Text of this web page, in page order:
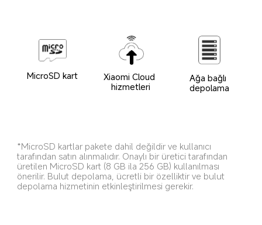
Ağa bağlı
depolama
Xiaomi Cloud
hizmetleri
MicroSD kart
*MicroSD kartlar pakete dahil değildir ve kullanıcı
tarafından satın alınmalıdır. Onaylı bir üretici tarafından
üretilen MicroSD kart (8 GB ila 256 GB) kullanılması
önerilir. Bulut depolama, ücretli bir özelliktir ve bulut
depolama hizmetinin etkinleştirilmesi gerekir.